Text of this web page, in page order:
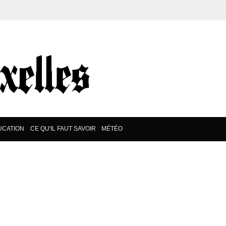
CE QU'IL FAUT SAVOIR MÉTÉO